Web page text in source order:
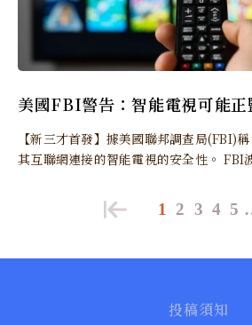
美國FBI警告：智能電視可能正
【新三才首發】據美國聯邦調查局(FBI)
其互聯網連接的智能電視的安全性。 FBI
1 2 3 4 5
投稿須知